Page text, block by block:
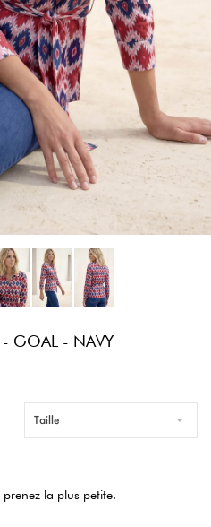
GOAL - NAVY
Taille
prenez la plus petite.